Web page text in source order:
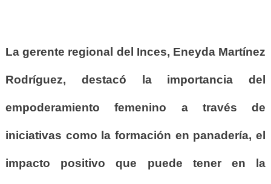
La gerente regional del Inces, Eneyda Martínez
Rodríguez, destacó la importancia del
empoderamiento femenino a través de
iniciativas como la formación en panadería, el
impacto positivo que puede tener en la